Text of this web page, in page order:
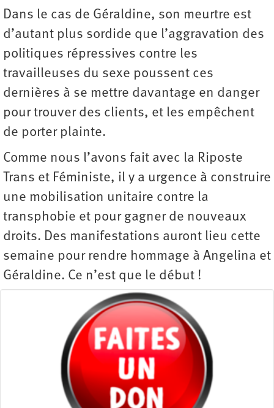
Dans le cas de Géraldine, son meurtre est
d’autant plus sordide que l’aggravation des
politiques répressives contre les
travailleuses du sexe poussent ces
dernières à se mettre davantage en danger
pour trouver des clients, et les empêchent
de porter plainte.
Comme nous l’avons fait avec la Riposte
Trans et Féministe, il y a urgence à construire
une mobilisation unitaire contre la
transphobie et pour gagner de nouveaux
droits. Des manifestations auront lieu cette
semaine pour rendre hommage à Angelina et
Géraldine. Ce n’est que le début !